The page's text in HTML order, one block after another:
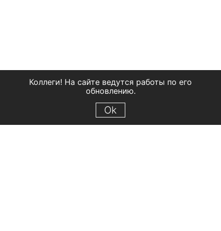
Коллеги! На сайте ведутся работы по его
обновлению.
Ok